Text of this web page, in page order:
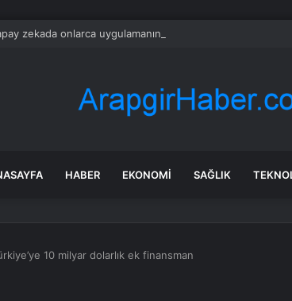
zekada onlarca uygulamanın yerini tek asistan alabilir
HABER EKONOMI SAĞLIK
10 milyar dolarlık ek finansman